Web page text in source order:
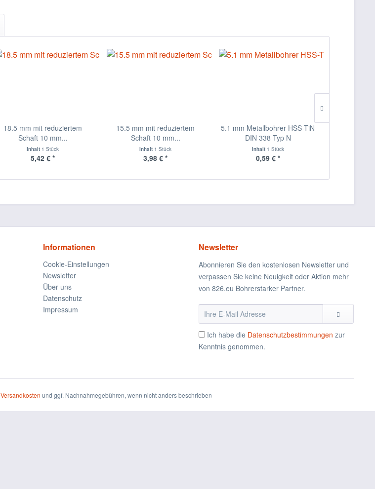
18.5 mm mit reduziertem
Schaft 10 mm...
Inhalt 1 Stück
5,42 € *
15.5 mm mit reduziertem
Schaft 10 mm...
Inhalt 1 Stück
3,98 € *
5.1 mm Metallbohrer HSS-TiN
DIN 338 Typ N
Inhalt 1 Stück
0,59 € *
Informationen
Cookie-Einstellungen
Newsletter
Über uns
Datenschutz
Impressum
Newsletter
Abonnieren Sie den kostenlosen Newsletter und
verpassen Sie keine Neuigkeit oder Aktion mehr
von 826.eu Bohrerstarker Partner.
Ich habe die Datenschutzbestimmungen zur
Kenntnis genommen.
Versandkosten und ggf. Nachnahmegebühren, wenn nicht anders beschrieben